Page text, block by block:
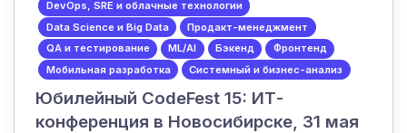
DevOps, SRE и облачные технологии
Data Science и Big Data
Продакт-менеджмент
QA и тестирование
ML/AI Бэкенд
Фронтенд
Мобильная разработка
Системный и бизнес-анализ
Юбилейный CodeFest 15: ИТ-
конференция в Новосибирске, 31 мая